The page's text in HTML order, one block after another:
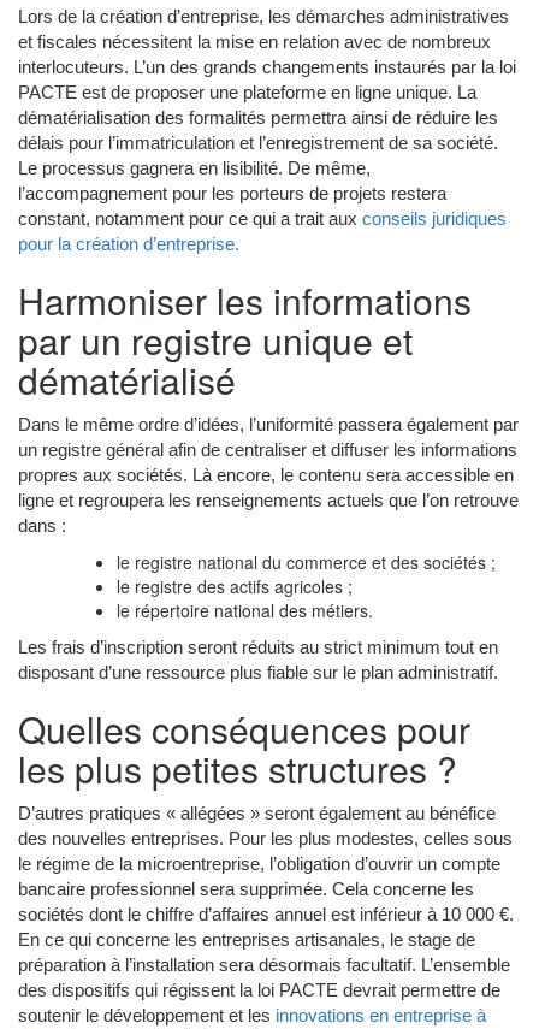
Lors de la création d’entreprise, les démarches administratives
et fiscales nécessitent la mise en relation avec de nombreux
interlocuteurs. L’un des grands changements instaurés par la loi
PACTE est de proposer une plateforme en ligne unique. La
dématérialisation des formalités permettra ainsi de réduire les
délais pour l’immatriculation et l’enregistrement de sa société.
Le processus gagnera en lisibilité. De même,
l’accompagnement pour les porteurs de projets restera
constant, notamment pour ce qui a trait aux conseils juridiques
pour la création d’entreprise.
Harmoniser les informations
par un registre unique et
dématérialisé
Dans le même ordre d’idées, l’uniformité passera également par
un registre général afin de centraliser et diffuser les informations
propres aux sociétés. Là encore, le contenu sera accessible en
ligne et regroupera les renseignements actuels que l’on retrouve
dans :
le registre national du commerce et des sociétés ;
le registre des actifs agricoles ;
le répertoire national des métiers.
Les frais d’inscription seront réduits au strict minimum tout en
disposant d’une ressource plus fiable sur le plan administratif.
Quelles conséquences pour
les plus petites structures ?
D’autres pratiques « allégées » seront également au bénéfice
des nouvelles entreprises. Pour les plus modestes, celles sous
le régime de la microentreprise, l’obligation d’ouvrir un compte
bancaire professionnel sera supprimée. Cela concerne les
sociétés dont le chiffre d’affaires annuel est inférieur à 10 000 €.
En ce qui concerne les entreprises artisanales, le stage de
préparation à l’installation sera désormais facultatif. L’ensemble
des dispositifs qui régissent la loi PACTE devrait permettre de
soutenir le développement et les innovations en entreprise à